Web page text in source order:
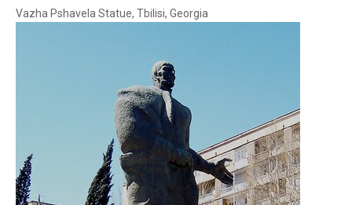
Vazha Pshavela Statue, Tbilisi, Georgia